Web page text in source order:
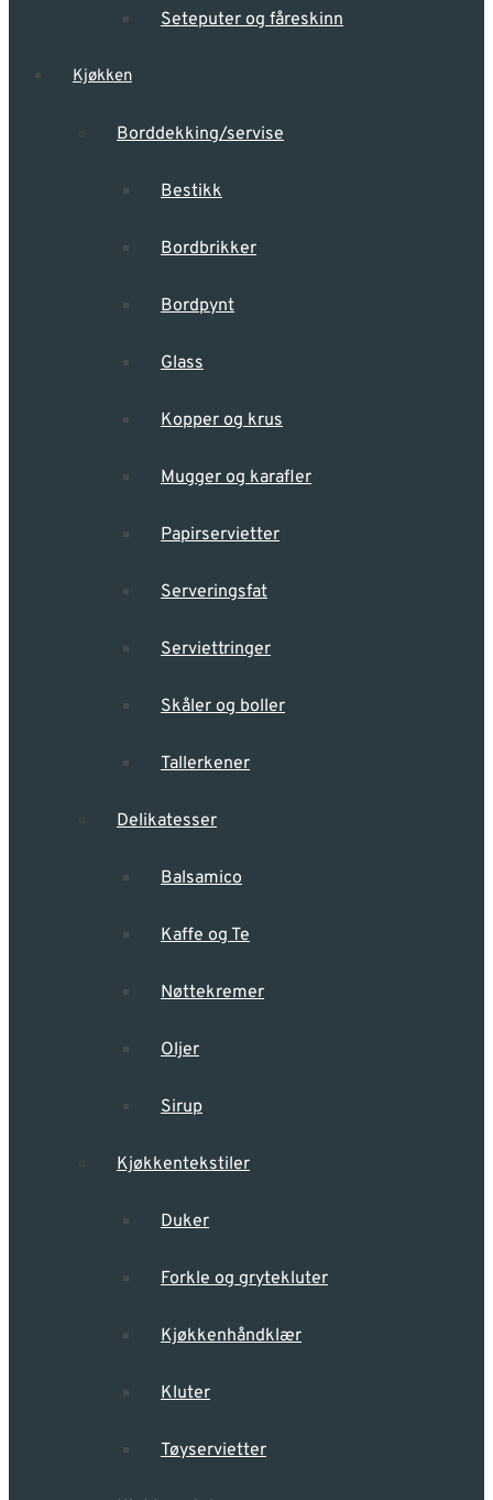
Seteputer og fåreskinn
Kjøkken
Borddekking/servise
Bestikk
Bordbrikker
Bordpynt
Glass
Kopper og krus
Mugger og karafler
Papirservietter
Serveringsfat
Serviettringer
Skåler og boller
Tallerkener
Delikatesser
Balsamico
Kaffe og Te
Nøttekremer
Oljer
Sirup
Kjøkkentekstiler
Duker
Forkle og grytekluter
Kjøkkenhåndklær
Kluter
Tøyservietter